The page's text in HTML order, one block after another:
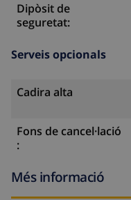
Dipòsit de
seguretat:
Serveis opcionals
Cadira alta
Fons de cancel·lació
:
Més informació